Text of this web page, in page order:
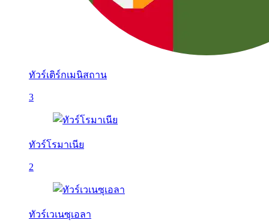
ทัวร์เติร์กเมนิสถาน
3
ทัวร์โรมาเนีย
2
ทัวร์เวเนซุเอลา